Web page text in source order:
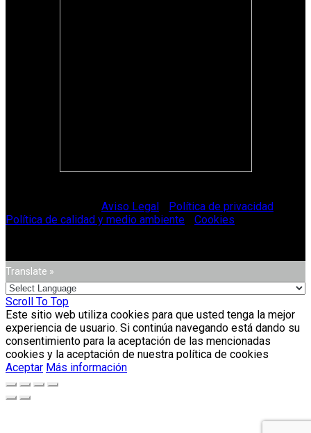
Aviso Legal Política de privacidad
Política de calidad y medio ambiente
Cookies
Translate »
Scroll To Top
Este sitio web utiliza cookies para que usted tenga la mejor
experiencia de usuario. Si continúa navegando está dando su
consentimiento para la aceptación de las mencionadas
cookies y la aceptación de nuestra política de cookies
Aceptar Más información